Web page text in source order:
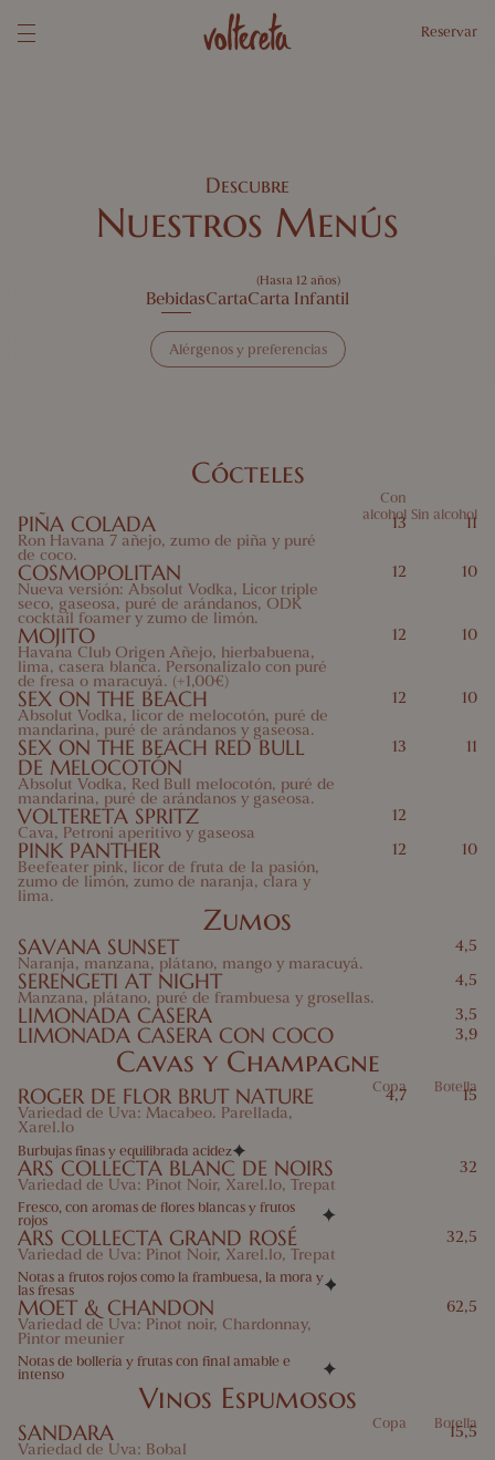
Reservar
Descubre
Nuestros Menús
BebidasCarta
(Hasta 12 años)
Carta Infantil
Alérgenos y preferencias
2 Crustáceos
8 Frutos de cáscara
9 Apio 10 Mostaza 11 Sésamo 12 Sulfitos
13 Altramuces
Cócteles
Con
alcohol Sin alcohol
PIÑA COLADA
Ron Havana 7 añejo, zumo de piña y puré
de coco.
13 11
COSMOPOLITAN
Nueva versión: Absolut Vodka, Licor triple
seco, gaseosa, puré de arándanos, ODK
cocktail foamer y zumo de limón.
12 10
MOJITO
Havana Club Origen Añejo, hierbabuena,
lima, casera blanca. Personalízalo con puré
de fresa o maracuyá. (+1,00€)
12 10
SEX ON THE BEACH
Absolut Vodka, licor de melocotón, puré de
mandarina, puré de arándanos y gaseosa.
12 10
SEX ON THE BEACH RED BULL
DE MELOCOTÓN
Absolut Vodka, Red Bull melocotón, puré de
mandarina, puré de arándanos y gaseosa.
13 11
VOLTERETA SPRITZ
Cava, Petroni aperitivo y gaseosa
12
PINK PANTHER
Beefeater pink, licor de fruta de la pasión,
zumo de limón, zumo de naranja, clara y
lima.
12 10
Zumos
SAVANA SUNSET
Naranja, manzana, plátano, mango y maracuyá.
4,5
SERENGETI AT NIGHT
Manzana, plátano, puré de frambuesa y grosellas.
4,5
LIMONADA CASERA 3,5
LIMONADA CASERA CON COCO 3,9
Cavas y Champagne
Copa Botella
ROGER DE FLOR BRUT NATURE
Variedad de Uva: Macabeo. Parellada,
Xarel.lo
Burbujas finas y equilibrada acidez
4,7 15
ARS COLLECTA BLANC DE NOIRS
Variedad de Uva: Pinot Noir, Xarel.lo, Trepat
Fresco, con aromas de flores blancas y frutos
rojos
32
ARS COLLECTA GRAND ROSÉ
Variedad de Uva: Pinot Noir, Xarel.lo, Trepat
Notas a frutos rojos como la frambuesa, la mora y
las fresas
32,5
MOET & CHANDON
Variedad de Uva: Pinot noir, Chardonnay,
Pintor meunier
Notas de bollería y frutas con final amable e
intenso
62,5
Vinos Espumosos
Copa Botella
SANDARA
Variedad de Uva: Bobal
15,5